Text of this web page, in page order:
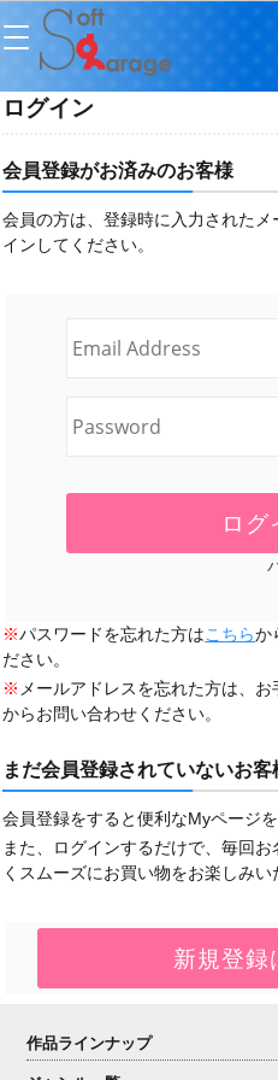
ログイン
会員登録がお済みのお客様
会員の方は、登録時に入力された
インしてください。
※パスワードを忘れた方はこちらか
ださい。
※ メールアドレスを忘れた方は、
からお問い合わせください。
まだ会員登録されていないお客
会員登録をすると便利なMyページ
また、ログインするだけで、毎回
くスムーズにお買い物をお楽しみい
作品ラインナップ